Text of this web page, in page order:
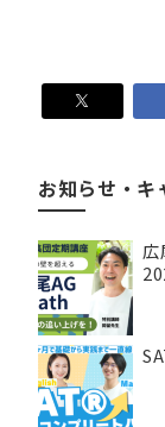
お知らせ・キ
広